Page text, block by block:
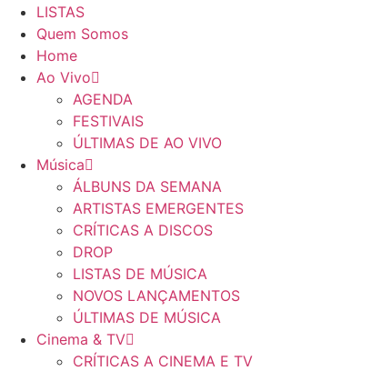
LISTAS
Quem Somos
Home
Ao Vivo
AGENDA
FESTIVAIS
ÚLTIMAS DE AO VIVO
Música
ÁLBUNS DA SEMANA
ARTISTAS EMERGENTES
CRÍTICAS A DISCOS
DROP
LISTAS DE MÚSICA
NOVOS LANÇAMENTOS
ÚLTIMAS DE MÚSICA
Cinema & TV
CRÍTICAS A CINEMA E TV